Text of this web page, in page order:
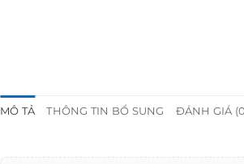
MÔ TẢ THÔNG TIN BỔ SUNG ĐÁNH GIÁ